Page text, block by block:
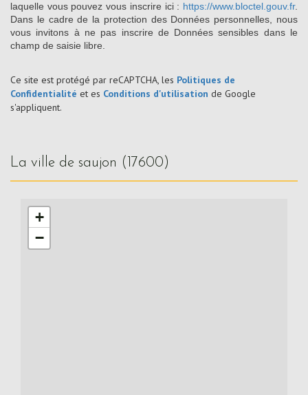
laquelle vous pouvez vous inscrire ici : https://www.bloctel.gouv.fr.
Dans le cadre de la protection des Données personnelles, nous
vous invitons à ne pas inscrire de Données sensibles dans le
champ de saisie libre.
Ce site est protégé par reCAPTCHA, les Politiques de
Confidentialité et es Conditions d'utilisation de Google
s'appliquent.
la ville de saujon (17600)
+
−